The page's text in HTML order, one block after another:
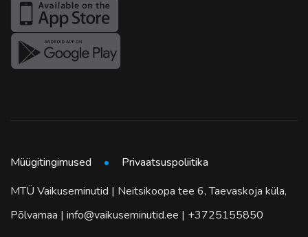
MTÜ Vaikuseminutid | Neitsikoopa tee 6, Taevaskoja küla,
Põlvamaa | info@vaikuseminutid.ee | +3725155850
Müügitingimused Privaatsuspoliitika